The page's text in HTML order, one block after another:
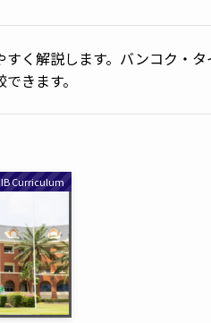
く解説します。バンコク・
きます。
Curriculum